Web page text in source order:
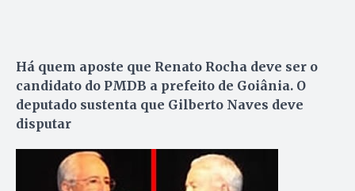
Há quem aposte que Renato Rocha deve ser o
candidato do PMDB a prefeito de Goiânia. O
deputado sustenta que Gilberto Naves deve
disputar